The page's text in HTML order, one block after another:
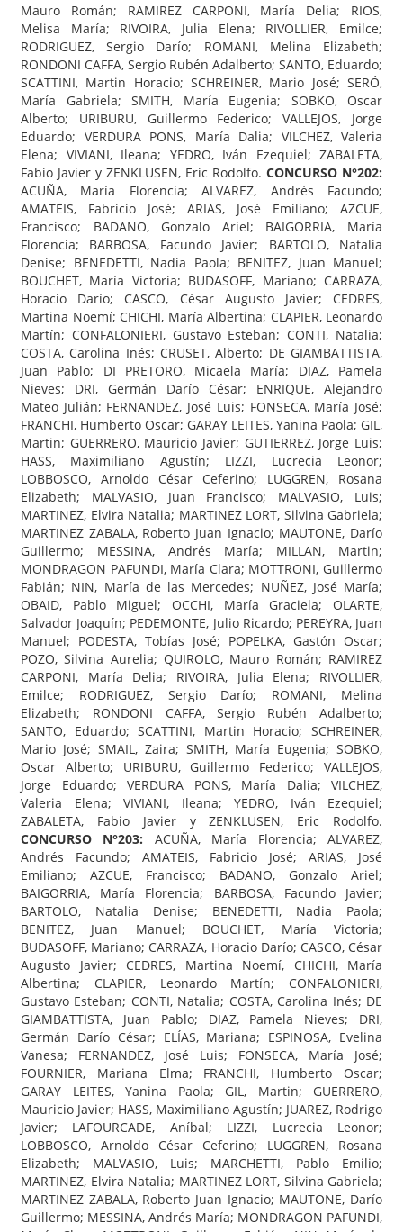
Mauro Román; RAMIREZ CARPONI, María Delia; RIOS,
Melisa María; RIVOIRA, Julia Elena; RIVOLLIER, Emilce;
RODRIGUEZ, Sergio Darío; ROMANI, Melina Elizabeth;
RONDONI CAFFA, Sergio Rubén Adalberto; SANTO, Eduardo;
SCATTINI, Martin Horacio; SCHREINER, Mario José; SERÓ,
María Gabriela; SMITH, María Eugenia; SOBKO, Oscar
Alberto; URIBURU, Guillermo Federico; VALLEJOS, Jorge
Eduardo; VERDURA PONS, María Dalia; VILCHEZ, Valeria
Elena; VIVIANI, Ileana; YEDRO, Iván Ezequiel; ZABALETA,
Fabio Javier y ZENKLUSEN, Eric Rodolfo. CONCURSO N°202:
ACUÑA, María Florencia; ALVAREZ, Andrés Facundo;
AMATEIS, Fabricio José; ARIAS, José Emiliano; AZCUE,
Francisco; BADANO, Gonzalo Ariel; BAIGORRIA, María
Florencia; BARBOSA, Facundo Javier; BARTOLO, Natalia
Denise; BENEDETTI, Nadia Paola; BENITEZ, Juan Manuel;
BOUCHET, María Victoria; BUDASOFF, Mariano; CARRAZA,
Horacio Darío; CASCO, César Augusto Javier; CEDRES,
Martina Noemí; CHICHI, María Albertina; CLAPIER, Leonardo
Martín; CONFALONIERI, Gustavo Esteban; CONTI, Natalia;
COSTA, Carolina Inés; CRUSET, Alberto; DE GIAMBATTISTA,
Juan Pablo; DI PRETORO, Micaela María; DIAZ, Pamela
Nieves; DRI, Germán Darío César; ENRIQUE, Alejandro
Mateo Julián; FERNANDEZ, José Luis; FONSECA, María José;
FRANCHI, Humberto Oscar; GARAY LEITES, Yanina Paola; GIL,
Martin; GUERRERO, Mauricio Javier; GUTIERREZ, Jorge Luis;
HASS, Maximiliano Agustín; LIZZI, Lucrecia Leonor;
LOBBOSCO, Arnoldo César Ceferino; LUGGREN, Rosana
Elizabeth; MALVASIO, Juan Francisco; MALVASIO, Luis;
MARTINEZ, Elvira Natalia; MARTINEZ LORT, Silvina Gabriela;
MARTINEZ ZABALA, Roberto Juan Ignacio; MAUTONE, Darío
Guillermo; MESSINA, Andrés María; MILLAN, Martin;
MONDRAGON PAFUNDI, María Clara; MOTTRONI, Guillermo
Fabián; NIN, María de las Mercedes; NUÑEZ, José María;
OBAID, Pablo Miguel; OCCHI, María Graciela; OLARTE,
Salvador Joaquín; PEDEMONTE, Julio Ricardo; PEREYRA, Juan
Manuel; PODESTA, Tobías José; POPELKA, Gastón Oscar;
POZO, Silvina Aurelia; QUIROLO, Mauro Román; RAMIREZ
CARPONI, María Delia; RIVOIRA, Julia Elena; RIVOLLIER,
Emilce; RODRIGUEZ, Sergio Darío; ROMANI, Melina
Elizabeth; RONDONI CAFFA, Sergio Rubén Adalberto;
SANTO, Eduardo; SCATTINI, Martin Horacio; SCHREINER,
Mario José; SMAIL, Zaira; SMITH, María Eugenia; SOBKO,
Oscar Alberto; URIBURU, Guillermo Federico; VALLEJOS,
Jorge Eduardo; VERDURA PONS, María Dalia; VILCHEZ,
Valeria Elena; VIVIANI, Ileana; YEDRO, Iván Ezequiel;
ZABALETA, Fabio Javier y ZENKLUSEN, Eric Rodolfo.
CONCURSO N°203: ACUÑA, María Florencia; ALVAREZ,
Andrés Facundo; AMATEIS, Fabricio José; ARIAS, José
Emiliano; AZCUE, Francisco; BADANO, Gonzalo Ariel;
BAIGORRIA, María Florencia; BARBOSA, Facundo Javier;
BARTOLO, Natalia Denise; BENEDETTI, Nadia Paola;
BENITEZ, Juan Manuel; BOUCHET, María Victoria;
BUDASOFF, Mariano; CARRAZA, Horacio Darío; CASCO, César
Augusto Javier; CEDRES, Martina Noemí, CHICHI, María
Albertina; CLAPIER, Leonardo Martín; CONFALONIERI,
Gustavo Esteban; CONTI, Natalia; COSTA, Carolina Inés; DE
GIAMBATTISTA, Juan Pablo; DIAZ, Pamela Nieves; DRI,
Germán Darío César; ELÍAS, Mariana; ESPINOSA, Evelina
Vanesa; FERNANDEZ, José Luis; FONSECA, María José;
FOURNIER, Mariana Elma; FRANCHI, Humberto Oscar;
GARAY LEITES, Yanina Paola; GIL, Martin; GUERRERO,
Mauricio Javier; HASS, Maximiliano Agustín; JUAREZ, Rodrigo
Javier; LAFOURCADE, Aníbal; LIZZI, Lucrecia Leonor;
LOBBOSCO, Arnoldo César Ceferino; LUGGREN, Rosana
Elizabeth; MALVASIO, Luis; MARCHETTI, Pablo Emilio;
MARTINEZ, Elvira Natalia; MARTINEZ LORT, Silvina Gabriela;
MARTINEZ ZABALA, Roberto Juan Ignacio; MAUTONE, Darío
Guillermo; MESSINA, Andrés María; MONDRAGON PAFUNDI,